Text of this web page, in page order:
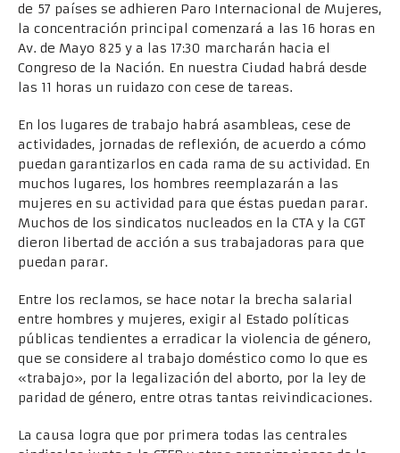
de 57 países se adhieren Paro Internacional de Mujeres,
la concentración principal comenzará a las 16 horas en
Av. de Mayo 825 y a las 17:30 marcharán hacia el
Congreso de la Nación. En nuestra Ciudad habrá desde
las 11 horas un ruidazo con cese de tareas.
En los lugares de trabajo habrá asambleas, cese de
actividades, jornadas de reflexión, de acuerdo a cómo
puedan garantizarlos en cada rama de su actividad. En
muchos lugares, los hombres reemplazarán a las
mujeres en su actividad para que éstas puedan parar.
Muchos de los sindicatos nucleados en la CTA y la CGT
dieron libertad de acción a sus trabajadoras para que
puedan parar.
Entre los reclamos, se hace notar la brecha salarial
entre hombres y mujeres, exigir al Estado políticas
públicas tendientes a erradicar la violencia de género,
que se considere al trabajo doméstico como lo que es
«trabajo», por la legalización del aborto, por la ley de
paridad de género, entre otras tantas reivindicaciones.
La causa logra que por primera todas las centrales